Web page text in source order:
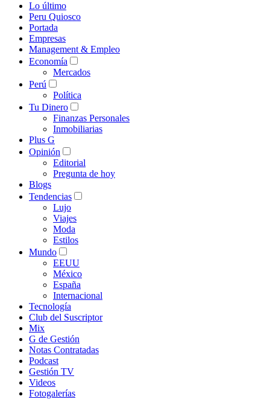
Lo último
Peru Quiosco
Portada
Empresas
Management & Empleo
Economía
Mercados
Perú
Política
Tu Dinero
Finanzas Personales
Inmobiliarias
Plus G
Opinión
Editorial
Pregunta de hoy
Blogs
Tendencias
Lujo
Viajes
Moda
Estilos
Mundo
EEUU
México
España
Internacional
Tecnología
Club del Suscriptor
Mix
G de Gestión
Notas Contratadas
Podcast
Gestión TV
Videos
Fotogalerías